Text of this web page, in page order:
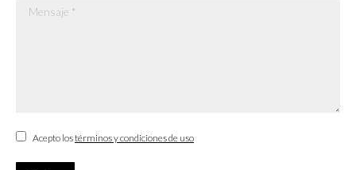
Mensaje *
Acepto lostérminos y condiciones de uso